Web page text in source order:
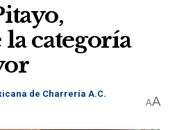
categoría
de Charrería A.C.
AA